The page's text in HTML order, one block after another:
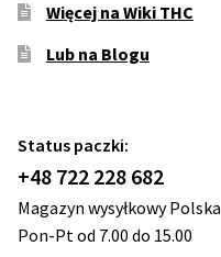
Więcej na Wiki THC
Lub na Blogu
Status paczki:
+48 722 228 682
Magazyn wysyłkowy Polska
Pon-Pt od 7.00 do 15.00